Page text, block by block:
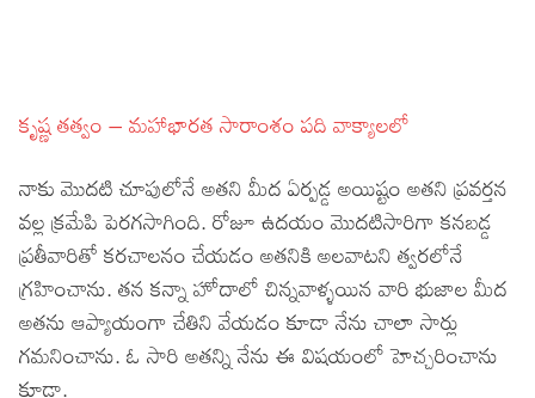
కృష్ణ తత్వం – మహాభారత సారాంశం పది వాక్యాలలో
నాకు మొదటి చూపులోనే అతని మీద ఏర్పడ్డ అయిష్టం అతని ప్రవర్తన
వల్ల క్రమేపి పెరగసాగింది. రోజూ ఉదయం మొదటిసారిగా కనబడ్డ
ప్రతీవారితో కరచాలనం చేయడం అతనికి అలవాటని త్వరలోనే
గ్రహించాను. తన కన్నా హోదాలో చిన్నవాళ్ళయిన వారి భుజాల మీద
అతను ఆప్యాయంగా చేతిని వేయడం కూడా నేను చాలా సార్లు
గమనించాను. ఓ సారి అతన్ని నేను ఈ విషయంలో హెచ్చరించాను
కూడా.